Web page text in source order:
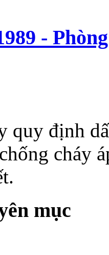
-
quy định
cháy
mục